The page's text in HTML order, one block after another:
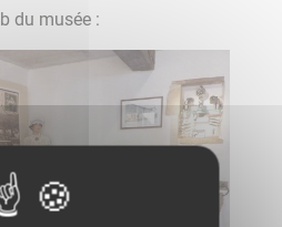
du musée :